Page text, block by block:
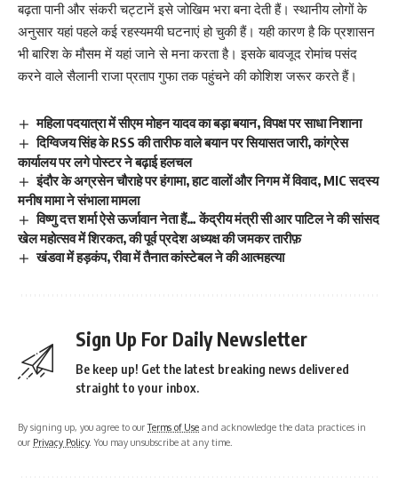
बढ़ता पानी और संकरी चट्टानें इसे जोखिम भरा बना देती हैं। स्थानीय लोगों के
अनुसार यहां पहले कई रहस्यमयी घटनाएं हो चुकी हैं। यही कारण है कि प्रशासन
भी बारिश के मौसम में यहां जाने से मना करता है। इसके बावजूद रोमांच पसंद
करने वाले सैलानी राजा प्रताप गुफा तक पहुंचने की कोशिश जरूर करते हैं।
महिला पदयात्रा में सीएम मोहन यादव का बड़ा बयान, विपक्ष पर साधा निशाना
दिग्विजय सिंह के RSS की तारीफ वाले बयान पर सियासत जारी, कांग्रेस
कार्यालय पर लगे पोस्टर ने बढ़ाई हलचल
इंदौर के अग्रसेन चौराहे पर हंगामा, हाट वालों और निगम में विवाद, MIC सदस्य
मनीष मामा ने संभाला मामला
विष्णु दत्त शर्मा ऐसे ऊर्जावान नेता हैं… केंद्रीय मंत्री सी आर पाटिल ने की सांसद
खेल महोत्सव में शिरकत, की पूर्व प्रदेश अध्यक्ष की जमकर तारीफ़
खंडवा में हड़कंप, रीवा में तैनात कांस्टेबल ने की आत्महत्या
Sign Up For Daily Newsletter
Be keep up! Get the latest breaking news delivered
straight to your inbox.
By signing up, you agree to ourTerms of Use and acknowledge the data practices in
our Privacy Policy. You may unsubscribe at any time.